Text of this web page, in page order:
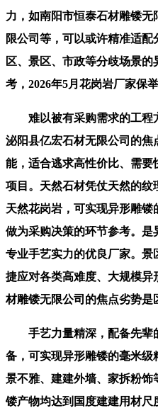
力，如南阳市恒泰石材雕镂
限公司等，可以或许精准适
区、景区、市政等分歧场景
考，2026年5月花岗岩厂家保
难以被有采购需求的工程
泌阳县亿宏石材无限公司的
能，适合逃求高性价比、需
项目。天然石材凭仗天然的纹
天然花岗岩，可实现异形雕
做为采购决策的环节参考。
专业手艺实力的优良厂家。
捷应对各类高难度、大规模
材雕镂无限公司的焦点劣势是
手艺力量精深，配备先辈
备，可实现异形雕镂的毫米
景不雅、建建外墙、家拆粉
镂产物均达到国度建建用材